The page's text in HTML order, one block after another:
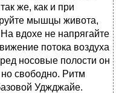
же, как и при
мышцы живота,
вдохе не напрягайте
потока воздуха
носовые полости он
свободно. Ритм
Уджджайе.